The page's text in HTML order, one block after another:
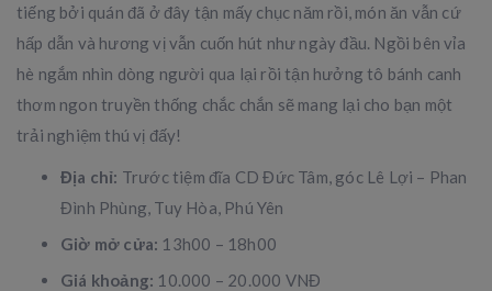
tiếng bởi quán đã ở đây tận mấy chục năm rồi, món ăn vẫn cứ
hấp dẫn và hương vị vẫn cuốn hút như ngày đầu. Ngồi bên vỉa
hè ngắm nhìn dòng người qua lại rồi tận hưởng tô bánh canh
thơm ngon truyền thống chắc chắn sẽ mang lại cho bạn một
trải nghiệm thú vị đấy!
Địa chỉ: Trước tiệm đĩa CD Đức Tâm, góc Lê Lợi – Phan
Đình Phùng, Tuy Hòa, Phú Yên
Giờ mở cửa: 13h00 – 18h00
Giá khoảng: 10.000 – 20.000 VNĐ